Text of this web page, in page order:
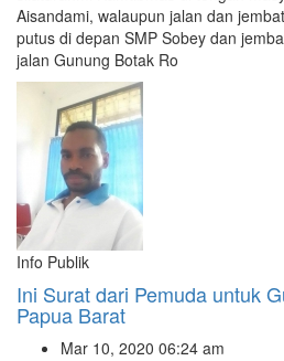
Aisandami, walaupun jalan dan
putus di depan SMP Sobey dan
jalan Gunung Botak Ro
Info Publik
Ini Surat dari Pemuda untuk
Papua Barat
Mar 10, 2020 06:24 am